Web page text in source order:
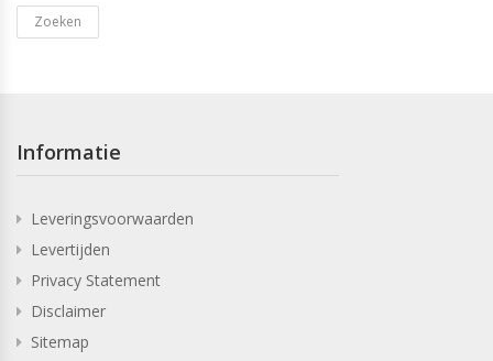
Zoeken
Informatie
Leveringsvoorwaarden
Levertijden
Privacy Statement
Disclaimer
Sitemap